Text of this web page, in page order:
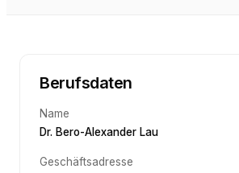
Berufsdaten
Name
Dr. Bero-Alexander Lau
Geschäftsadresse